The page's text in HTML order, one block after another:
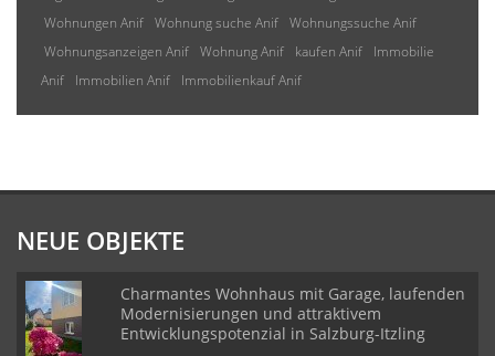
Wohnungen Anif Wohnung suche Anif Wohnungssuche Anif
Wohnungsanzeigen Anif Wohnung Anif kaufen Anif
Immobilie
Anif
Immobilien Anif Immobilienkauf Anif
NEUE OBJEKTE
Charmantes Wohnhaus mit Garage, laufenden
Modernisierungen und attraktivem
Entwicklungspotenzial in Salzburg-Itzling